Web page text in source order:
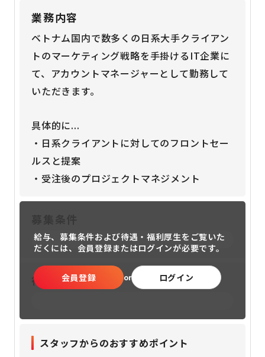
業務内容
ベトナム国内で数多くの日系大手クライアン
トのマーケティング戦略を手掛けるIT企業に
て、アカウントマネージャーとして勤務して
いただきます。
具体的に...
・日系クライアントに対してのフロントセー
ルスと提案
・受注後のプロジェクトマネジメント
給与、募集条件および待遇・福利厚生をご覧いた
だくには、 会員登録またはログインが必要です。
会員登録 or ログイン
待遇・福利厚生
スタッフからのおすすめポイント